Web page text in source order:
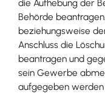
die Aufhebung der
Behörde
beziehungsweise
Anschluss die
beantragen und
sein Gewerbe
aufgegeben werden